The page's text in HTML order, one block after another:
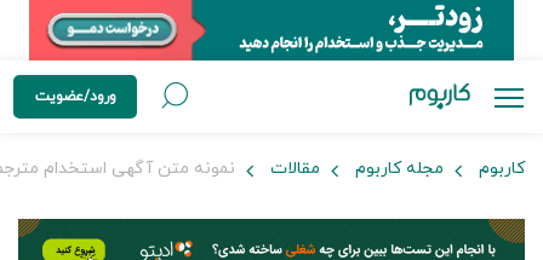
ورود/عضویت
کاربوم مجله کاربوم مقالات نمونه متن آگهی استخدام